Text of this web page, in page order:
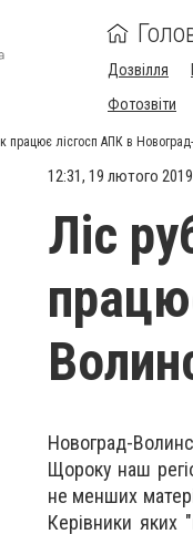
Дозвілля
Фотозвіти
працює лісгосп АПК в
12:31, 19 лютого
Ліс
Новоград-
Щороку наш
не менших
Керівники яких